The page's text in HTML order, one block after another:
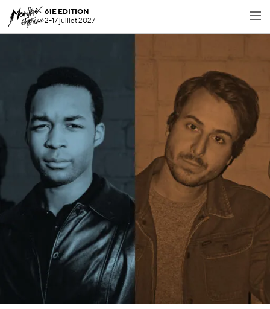
61E EDITION
2-17 juillet 2027